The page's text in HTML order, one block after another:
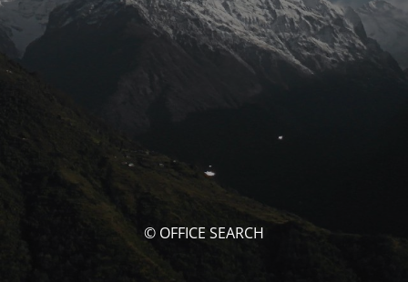
© OFFICE SEARCH